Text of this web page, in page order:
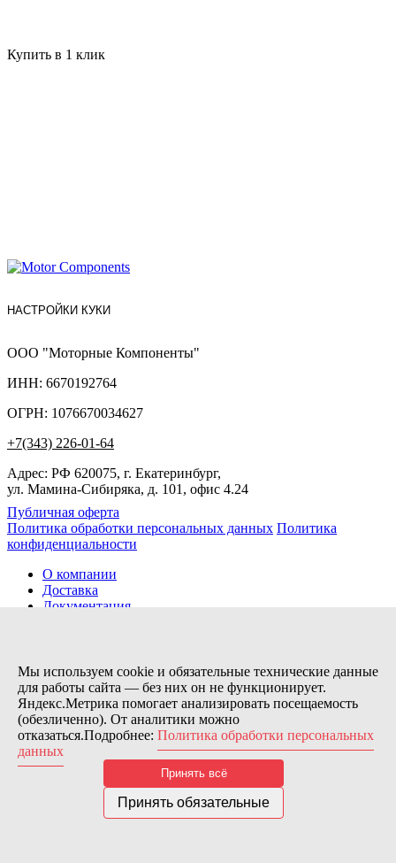
Купить в 1 клик
НАСТРОЙКИ КУКИ
ООО "Моторные Компоненты"
ИНН: 6670192764
ОГРН: 1076670034627
+7(343) 226-01-64
Адрес: РФ 620075, г. Екатеринбург,
ул. Мамина-Сибиряка, д. 101, офис 4.24
Публичная оферта
Политика обработки персональных данных Политика
конфиденциальности
О компании
Доставка
Документация
Контакты
Заказов сегодня / Всего
11173
Нас можно найти тут:
© 2026 Motor Components. Все права защищены
Дизайн и разработка сайта
Nice’
В связи с возникшими затруднениями с поставками из-за
Мы используем cookie и обязательные технические данные
для работы сайта — без них он не функционирует.
Яндекс.Метрика помогает анализировать посещаемость
(обезличенно). От аналитики можно
отказаться.Подробнее: Политика обработки персональных
данных
Принять всё
Принять обязательные